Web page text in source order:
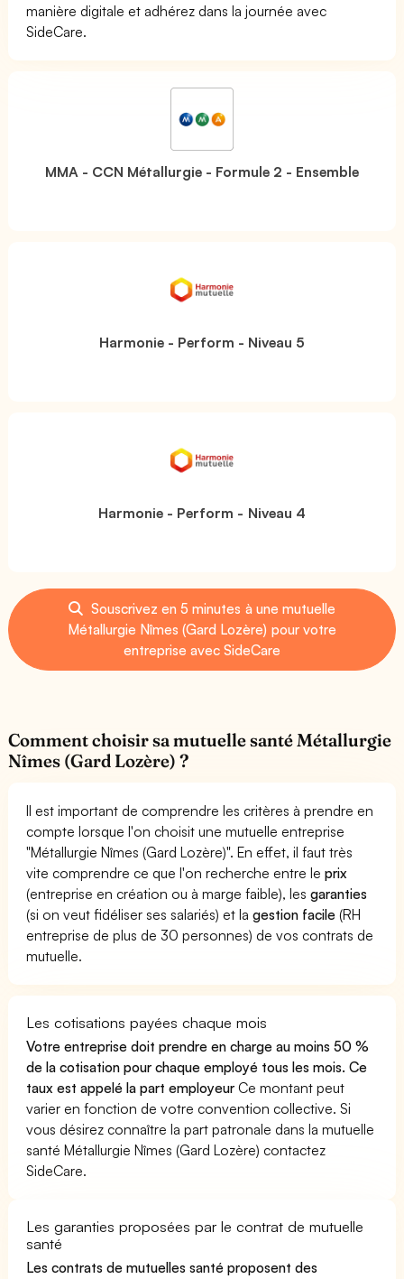
manière digitale et adhérez dans la journée avec
SideCare.
MMA - CCN Métallurgie - Formule 2 - Ensemble
Harmonie - Perform - Niveau 5
Harmonie - Perform - Niveau 4
Souscrivez en 5 minutes à une mutuelle
Métallurgie Nîmes (Gard Lozère) pour votre
entreprise avec SideCare
Comment choisir sa mutuelle santé Métallurgie
Nîmes (Gard Lozère) ?
Il est important de comprendre les critères à prendre en
compte lorsque l'on choisit une mutuelle entreprise
"Métallurgie Nîmes (Gard Lozère)". En effet, il faut très
vite comprendre ce que l'on recherche entre leprix
(entreprise en création ou à marge faible), lesgaranties
(si on veut fidéliser ses salariés) et lagestion facile (RH
entreprise de plus de 30 personnes) de vos contrats de
mutuelle.
Les cotisations payées chaque mois
Votre entreprise doit prendre en charge au moins 50 %
de la cotisation pour chaque employé tous les mois. Ce
taux est appelé la part employeur Ce montant peut
varier en fonction de votre convention collective. Si
vous désirez connaître la part patronale dans la mutuelle
santé Métallurgie Nîmes (Gard Lozère) contactez
SideCare.
Les garanties proposées par le contrat de mutuelle
santé
Les contrats de mutuelles santé proposent des